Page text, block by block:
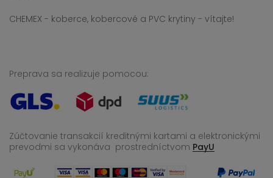
CHEMEX - koberce, kobercové a PVC krytiny - vítajte!
Preprava sa realizuje pomocou:
Zúčtovanie transakcií kreditnými kartami a elektronickými
prevodmi sa vykonáva prostredníctvom PayU